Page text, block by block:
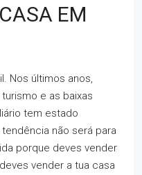
EM
Nos últimos anos,
e as baixas
tem estado
não será para
porque deves vender
vender a tua casa